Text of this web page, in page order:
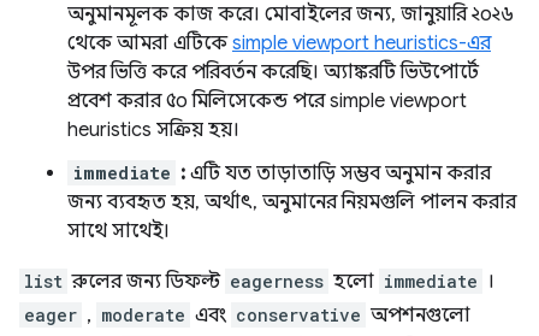
অনুমানমূলক কাজ করে। মোবাইলের জন্য, জানুয়ারি ২০২৬
থেকে আমরা এটিকেsimple viewport heuristics-এর
উপর ভিত্তি করে পরিবর্তন করেছি। অ্যাঙ্করটি ভিউপোর্টে
প্রবেশ করার ৫০ মিলিসেকেন্ড পরে simple viewport
heuristics সক্রিয় হয়।
immediate : এটি যত তাড়াতাড়ি সম্ভব অনুমান করার
জন্য ব্যবহৃত হয়, অর্থাৎ, অনুমানের নিয়মগুলি পালন করার
সাথে সাথেই।
list রুলের জন্য ডিফল্ট eagerness হলো immediate ।
eager , moderate এবং conservative অপশনগুলো